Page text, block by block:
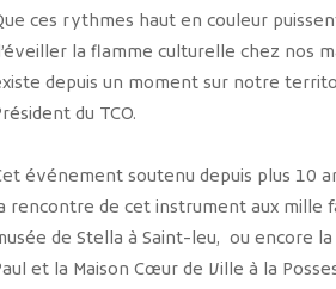
ces rythmes haut en couleur
la flamme culturelle chez nos
depuis un moment sur notre
du TCO.
événement soutenu depuis plus 10
rencontre de cet instrument aux mille
de Stella à Saint-leu, ou encore
et la Maison Cœur de Ville à la